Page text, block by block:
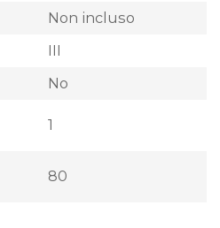
Non incluso
III
No
1
80